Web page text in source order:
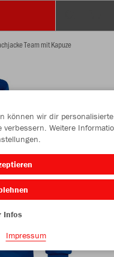
Team mit Kapuze
können wir dir personalisierte
Weitere
Infos
Impressum